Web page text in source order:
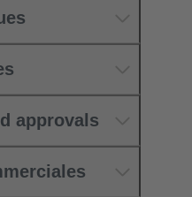
approvals